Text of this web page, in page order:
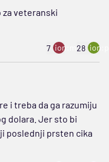
za veteranski
7 ion:minus
28
i treba da ga razumiju
dolara. Jer sto bi
poslednji prsten cika